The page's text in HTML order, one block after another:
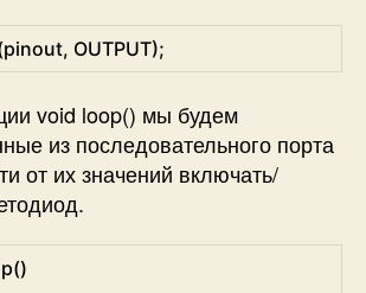
pinout, OUTPUT);
void loop() мы будем
из последовательного порта
от их значений включать/
()